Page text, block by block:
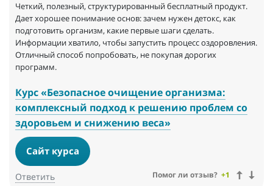
Четкий, полезный, структурированный бесплатный продукт.
Дает хорошее понимание основ: зачем нужен детокс, как
подготовить организм, какие первые шаги сделать.
Информации хватило, чтобы запустить процесс оздоровления.
Отличный способ попробовать, не покупая дорогих
программ.
Курс «Безопасное очищение организма:
комплексный подход к решению проблем со
здоровьем и снижению веса»
Сайт курса
Ответить Помог ли отзыв? +1